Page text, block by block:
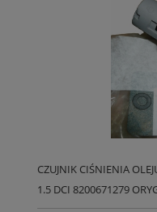
CZUJNIK CIŚNIENIA
1.5 DCI 8200671279